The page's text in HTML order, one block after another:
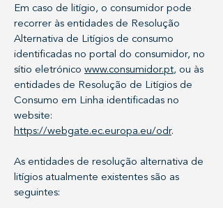
Em caso de litígio, o consumidor pode
recorrer às entidades de Resolução
Alternativa de Litígios de consumo
identificadas no portal do consumidor, no
sítio eletrónico www.consumidor.pt, ou às
entidades de Resolução de Litígios de
Consumo em Linha identificadas no
website:
https://webgate.ec.europa.eu/odr.
As entidades de resolução alternativa de
litígios atualmente existentes são as
seguintes: